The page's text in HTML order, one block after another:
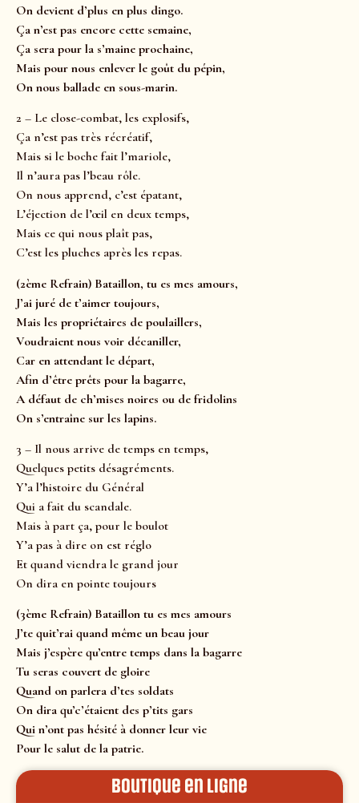
On devient d’plus en plus dingo.
Ça n’est pas encore cette semaine,
Ça sera pour la s’maine prochaine,
Mais pour nous enlever le goût du pépin,
On nous ballade en sous-marin.
2 – Le close-combat, les explosifs,
Ça n’est pas très récréatif,
Mais si le boche fait l’mariole,
Il n’aura pas l’beau rôle.
On nous apprend, c’est épatant,
L’éjection de l’œil en deux temps,
Mais ce qui nous plaît pas,
C’est les pluches après les repas.
(2ème Refrain) Bataillon, tu es mes amours,
J’ai juré de t’aimer toujours,
Mais les propriétaires de poulaillers,
Voudraient nous voir décaniller,
Car en attendant le départ,
Afin d’être prêts pour la bagarre,
A défaut de ch’mises noires ou de fridolins
On s’entraîne sur les lapins.
3 – Il nous arrive de temps en temps,
Quelques petits désagréments.
Y’a l’histoire du Général
Qui a fait du scandale.
Mais à part ça, pour le boulot
Y’a pas à dire on est réglo
Et quand viendra le grand jour
On dira en pointe toujours
(3ème Refrain) Bataillon tu es mes amours
J’te quit’rai quand même un beau jour
Mais j’espère qu’entre temps dans la bagarre
Tu seras couvert de gloire
Quand on parlera d’tes soldats
On dira qu’c’étaient des p’tits gars
Qui n’ont pas hésité à donner leur vie
Pour le salut de la patrie.
Boutique en ligne